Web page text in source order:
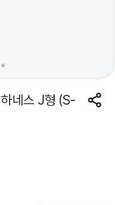
네스 J형 (S-